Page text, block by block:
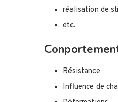
réalisation de
etc.
Résistance
Influence de